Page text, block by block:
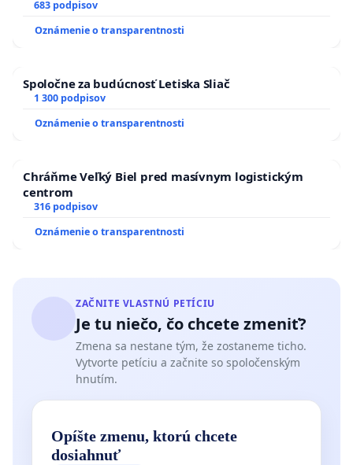
SLOVENSKEJ REPUBLIKY & žiadosť na riešenie
zanedbaného stavu závlahových a odvodňovacích
kanálov na Slovensku
683 podpisov
Oznámenie o transparentnosti
Spoločne za budúcnosť Letiska Sliač
1 300 podpisov
Oznámenie o transparentnosti
Chráňme Veľký Biel pred masívnym logistickým
centrom
316 podpisov
Oznámenie o transparentnosti
ZAČNITE VLASTNÚ PETÍCIU
Je tu niečo, čo chcete zmeniť?
Zmena sa nestane tým, že zostaneme ticho.
Vytvorte petíciu a začnite so spoločenským
hnutím.
Opíšte zmenu, ktorú chcete
dosiahnuť